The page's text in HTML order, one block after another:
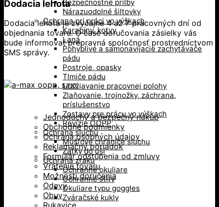
Bezpečnostné prilby
Nárazuodolné šiltovky
Ochrana pri práci vo výškach
Karabíny, kotvy
Laná
Pohyblivé a samonavíjacie zachytávače
pádu
Postroje, opasky
Tlmiče pádu
Udržiavanie pracovnej polohy
Zlaňovanie, trojnožky, záchrana,
príslušenstvo
Zostavy pre prácu vo výškach
Revízie OOPP
Ochrana sluchu
Mušľové chrániče sluchu
Zátky do uší
Ochrana zraku
Ochranné okuliare
Ochranné štíty
Okuliare typu goggles
Zváračské kukly
Dodacia lehota
Dodacia lehota je zvyčajne 4 až 7 pracovných dní od
objednania tovaru. O čase doručovania zásielky vás
bude informovať prepravná spoločnosť prostredníctvom
SMS správy.
Jednoduchý a bezpečný nákup
Obchodné podmienky
Ochrana osobných údajov
Reklamačný poriadok
Formulár odstúpenia od zmluvy
Vrátenie tovaru
Možnosti doručenia
Odevy
Obuv